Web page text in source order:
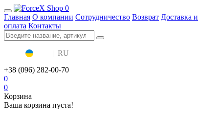
0
Главная О компании Сотрудничество Возврат Доставка и
оплата Контакты
| RU
+38 (096) 282-00-70
0
0
Корзина
Ваша корзина пуста!